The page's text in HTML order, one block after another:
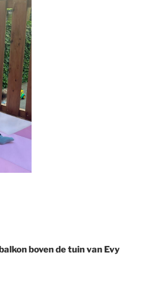
boven de tuin van Evy